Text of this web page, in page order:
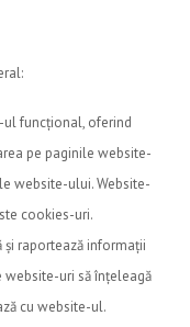
ul funcțional, oferind
pe paginile website-
website-ului. Website-
cookies-uri.
și raportează informații
uri să înțeleagă
cu website-ul.